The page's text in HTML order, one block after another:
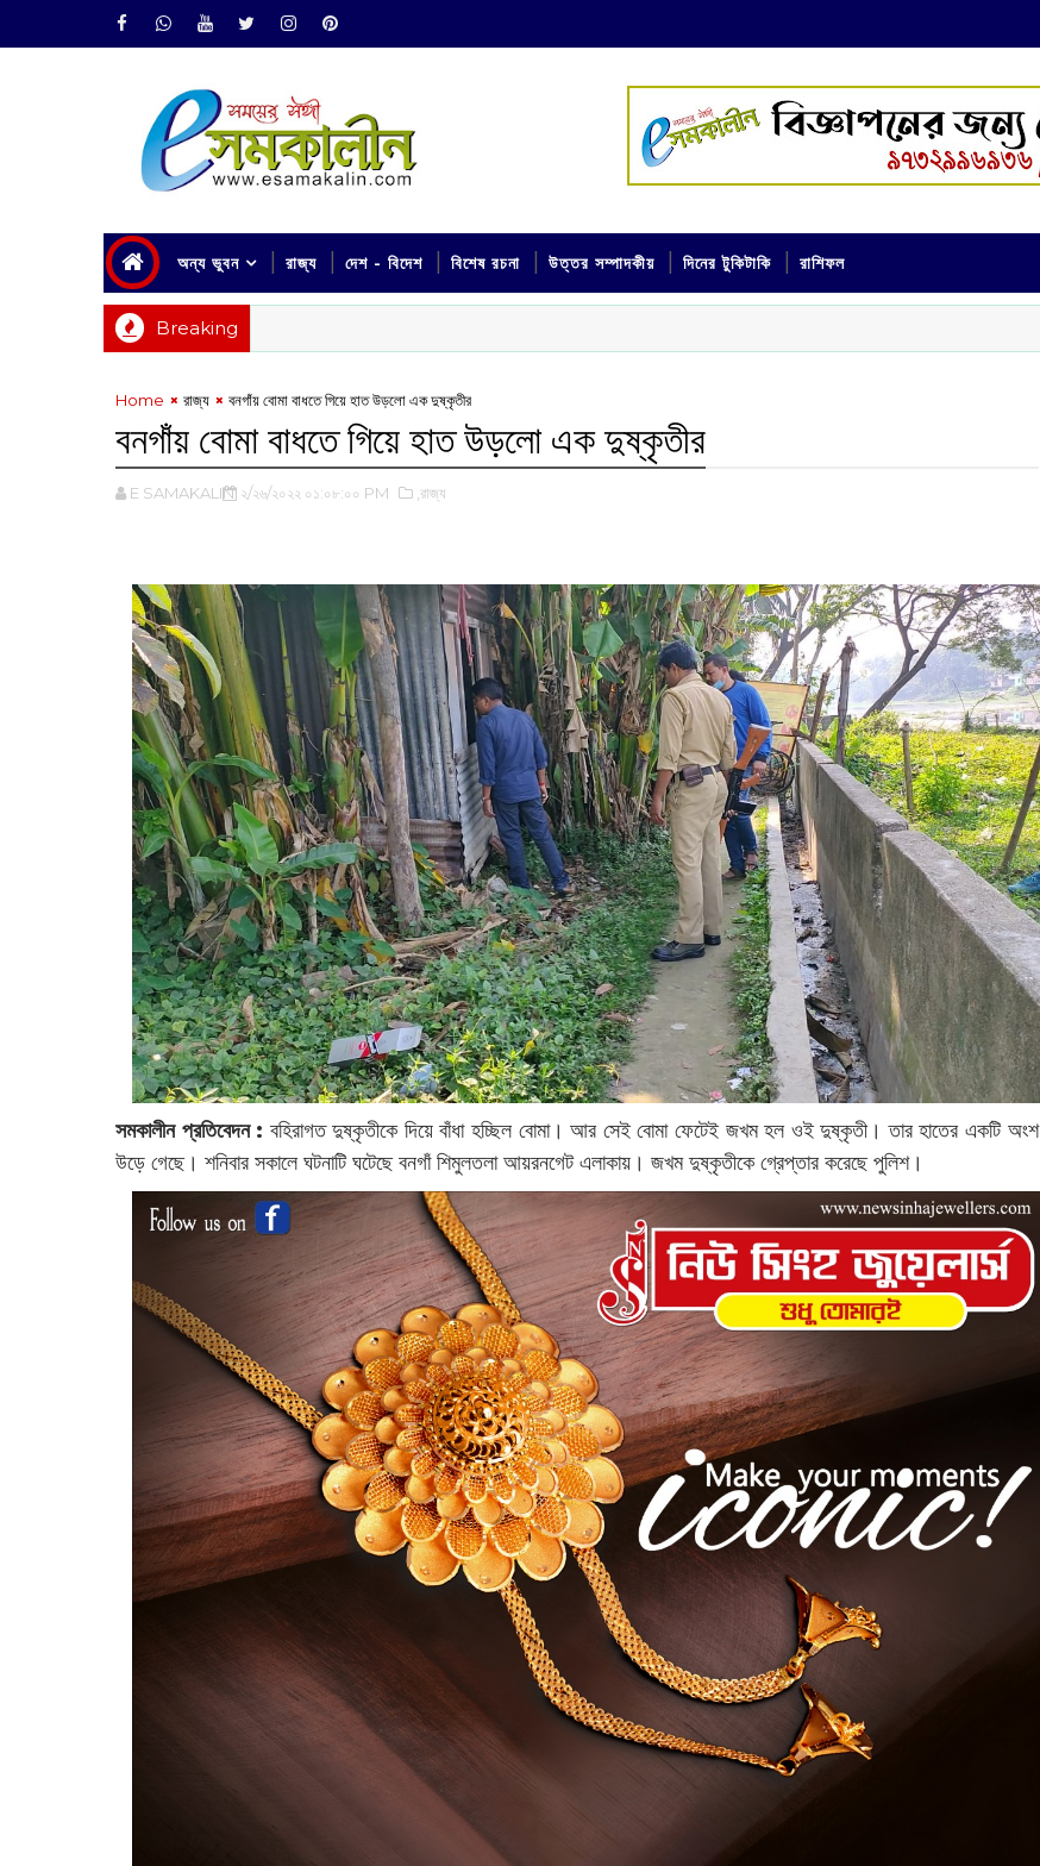
অন্য ভুবন রাজ্য দেশ - বিদেশ বিশেষ রচনা উত্তর সম্পাদকীয় দিনের টুকিটাকি রাশিফল
Breaking
Home রাজ্য বনগাঁয় বোমা বাধতে গিয়ে হাত উড়লো এক দুষ্কৃতীর
বনগাঁয় বোমা বাধতে গিয়ে হাত উড়লো এক দুষ্কৃতীর
E SAMAKALIN ২/২৬/২০২২ ০১:০৮:০০ PM ,রাজ্য
সমকালীন প্রতিবেদন : ‌বহিরাগত দুষ্কৃতীকে দিয়ে বাঁধা হচ্ছিল বোমা। আর সেই বোমা ফেটেই জখম হল ওই দুষ্কৃতী। তার হাতের একটি অংশ
উড়ে গেছে। শনিবার সকালে ঘটনাটি ঘটেছে বনগাঁ শিমুলতলা আয়রনগেট এলাকায়। জখম দুষ্কৃতীকে গ্রেপ্তার করেছে পুলিশ।